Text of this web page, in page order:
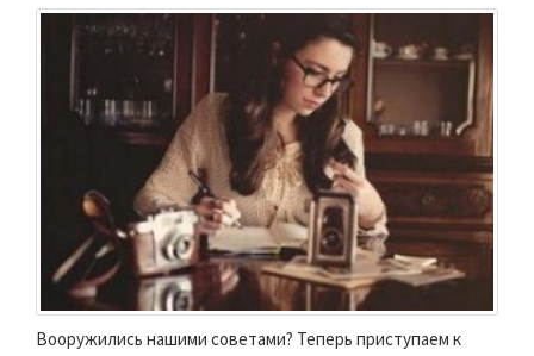
Вооружились нашими советами? Теперь приступаем к